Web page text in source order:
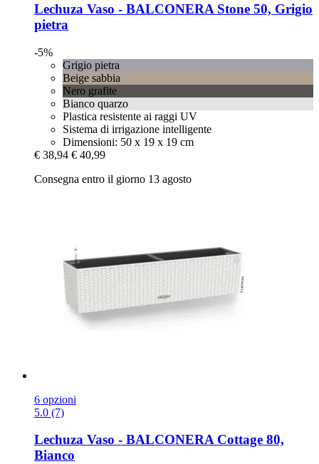
Lechuza Vaso -​ BALCONERA Stone 50, Grigio
pietra
-5%
Grigio pietra
Beige sabbia
Nero grafite
Bianco quarzo
Plastica resistente ai raggi UV
Sistema di irrigazione intelligente
Dimensioni: 50 x 19 x 19 cm
€ 38,94 € 40,99
Consegna entro il giorno 13 agosto
6 opzioni
5.0 (7)
Lechuza Vaso -​ BALCONERA Cottage 80,
Bianco